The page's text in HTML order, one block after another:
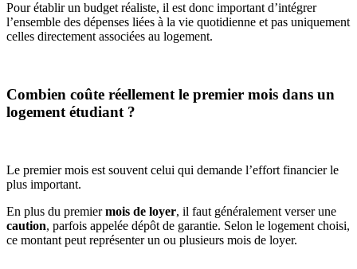
Pour établir un budget réaliste, il est donc important d’intégrer
l’ensemble des dépenses liées à la vie quotidienne et pas uniquement
celles directement associées au logement.
Combien coûte réellement le premier mois dans un
logement étudiant ?
Le premier mois est souvent celui qui demande l’effort financier le
plus important.
En plus du premiermois de loyer, il faut généralement verser une
caution, parfois appelée dépôt de garantie. Selon le logement choisi,
ce montant peut représenter un ou plusieurs mois de loyer.